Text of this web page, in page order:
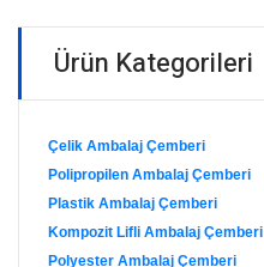
Ürün Kategorileri
Çelik Ambalaj Çemberi
Polipropilen Ambalaj Çemberi
Plastik Ambalaj Çemberi
Kompozit Lifli Ambalaj Çemberi
Polyester Ambalaj Çemberi